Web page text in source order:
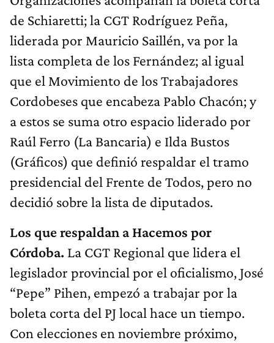
de Schiaretti; la CGT Rodríguez Peña,
liderada por Mauricio Saillén, va por la
lista completa de los Fernández; al igual
que el Movimiento de los Trabajadores
Cordobeses que encabeza Pablo Chacón; y
a estos se suma otro espacio liderado por
Raúl Ferro (La Bancaria) e Ilda Bustos
(Gráficos) que definió respaldar el tramo
presidencial del Frente de Todos, pero no
decidió sobre la lista de diputados.
Los que respaldan a Hacemos por
Córdoba. La CGT Regional que lidera el
legislador provincial por el oficialismo, José
“Pepe” Pihen, empezó a trabajar por la
boleta corta del PJ local hace un tiempo.
Con elecciones en noviembre próximo,